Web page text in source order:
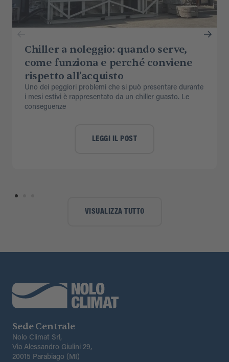
Chiller a noleggio: quando serve,
come funziona e perché conviene
rispetto all’acquisto
Uno dei peggiori problemi che si può presentare durante
i mesi estivi è rappresentato da un chiller guasto. Le
conseguenze
LEGGI IL POST
VISUALIZZA TUTTO
Sede Centrale
Nolo Climat Srl,
Via Alessandro Giulini 29,
20015 Parabiago (MI)